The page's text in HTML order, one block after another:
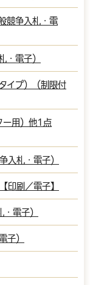
競争入札・電
・電子）
イプ）（制限付
ー用）他1点
入札・電子）
印刷／電子】
電子）
子）